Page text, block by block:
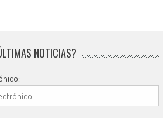
NOTICIAS?